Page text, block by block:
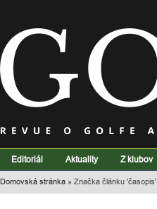
Editoriál Aktuality Z klubov
Domovská stránka » Značka článku 'časopis'